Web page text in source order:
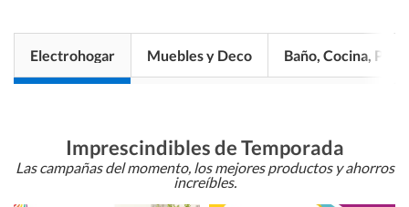
Electrohogar Muebles y Deco Baño, Cocina, Pisos
Imprescindibles de Temporada
Las campañas del momento, los mejores productos y ahorros
increíbles.